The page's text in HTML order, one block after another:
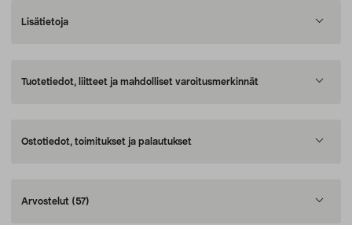
Lisätietoja
Tuotetiedot, liitteet ja mahdolliset varoitusmerkinnät
Ostotiedot, toimitukset ja palautukset
Arvostelut (57)